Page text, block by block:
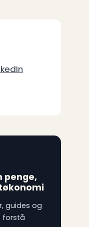
penge,
guides og
forstå